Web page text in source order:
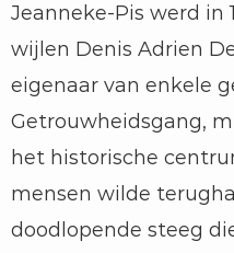
Jeanneke-Pis werd in
wijlen Denis Adrien
eigenaar van enkele
Getrouwheidsgang,
het historische
mensen wilde
doodlopende steeg